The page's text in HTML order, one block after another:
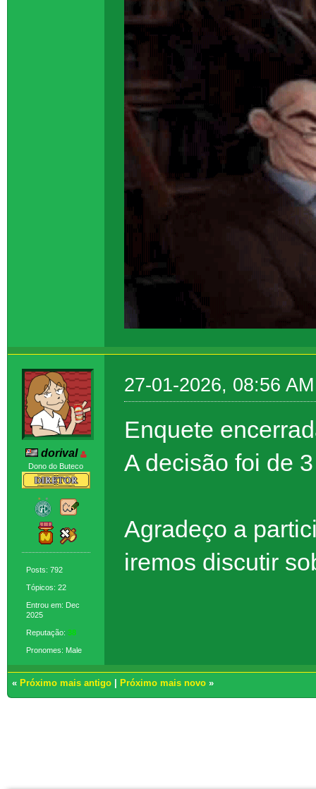
dorival
Dono do Buteco
Posts: 792
Tópicos: 22
Entrou em: Dec
2025
Reputação: 38
Pronomes: Male
27-01-2026, 08:56 AM
Enquete
A decisão foi de
Agradeço a
iremos discutir
« Próximo mais antigo Próximo mais novo »